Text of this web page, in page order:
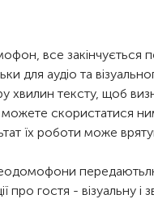
все закінчується
для аудіо та
хвилин тексту, щоб
скористатися
їх роботи може
про гостя - візуальну і